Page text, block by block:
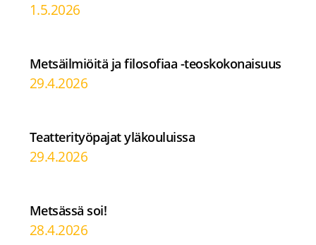
1.5.2026
Metsäilmiöitä ja filosofiaa -teoskokonaisuus
29.4.2026
Teatterityöpajat yläkouluissa
29.4.2026
Metsässä soi!
28.4.2026